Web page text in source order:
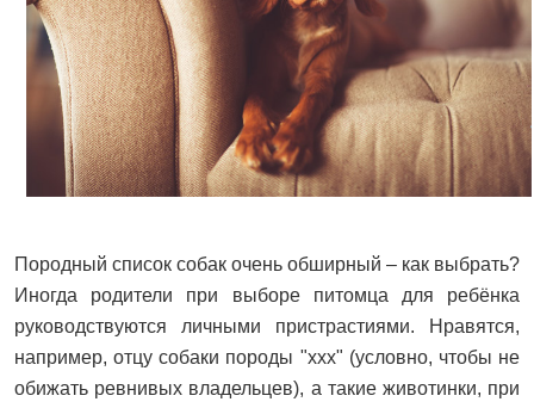
Породный список собак очень обширный – как выбрать?
Иногда родители при выборе питомца для ребёнка
руководствуются личными пристрастиями. Нравятся,
например, отцу собаки породы "ххх" (условно, чтобы не
обижать ревнивых владельцев), а такие животинки, при